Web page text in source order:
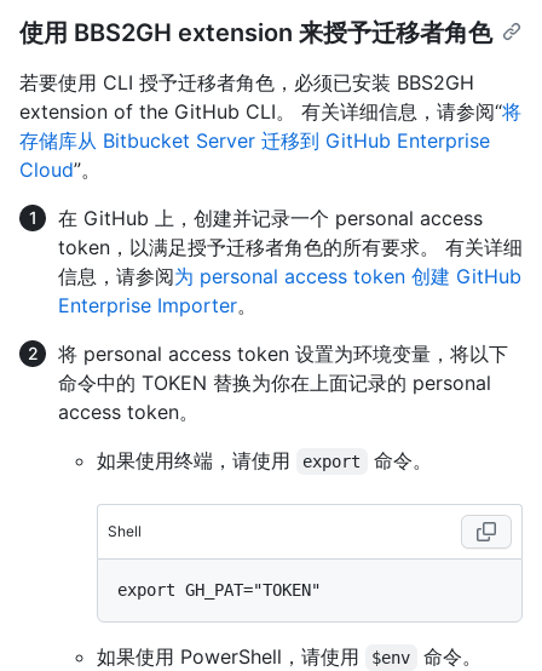
使用 BBS2GH extension 来授予迁移者角色
若要使用 CLI 授予迁移者角色，必须已安装 BBS2GH
extension of the GitHub CLI。 有关详细信息，请参阅“将
存储库从 Bitbucket Server 迁移到 GitHub Enterprise
Cloud”。
在 GitHub 上，创建并记录一个 personal access
token，以满足授予迁移者角色的所有要求。 有关详细
信息，请参阅为 personal access token 创建 GitHub
Enterprise Importer。
将 personal access token 设置为环境变量，将以下
命令中的 TOKEN 替换为你在上面记录的 personal
access token。
如果使用终端，请使用
export 命令。
Shell
如果使用 PowerShell，请使用 $env 命令。